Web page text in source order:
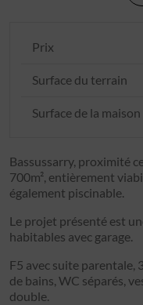
Prix
Surface du terrain
Surface de la maison
Bassussarry, proximité
700m², entièrement
également piscinable.
Le projet présenté est
habitables avec garage.
F5 avec suite parentale,
de bains, WC séparés,
double.